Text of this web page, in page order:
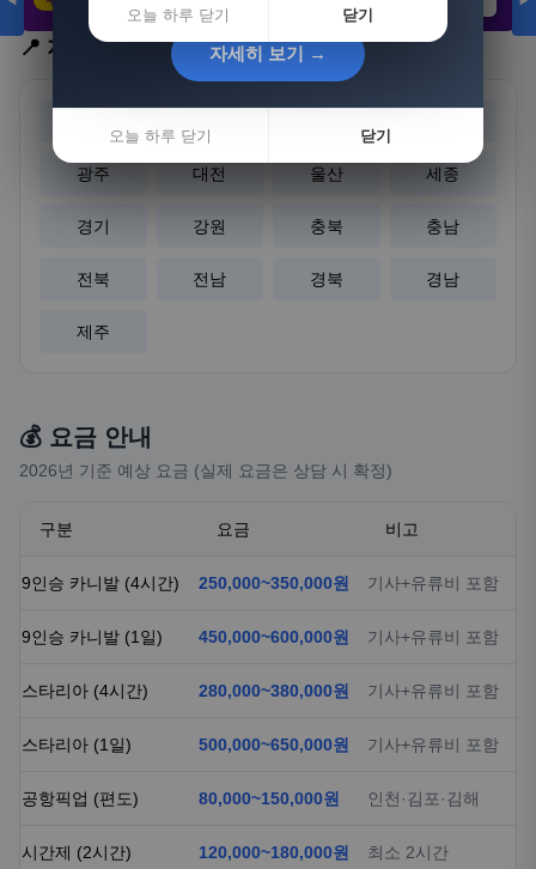
3,308원
📍 지역 선택
광주 대전 울산 세종
경기 강원 충북 충남
전북 전남 경북 경남
제주
💰 요금 안내
2026년 기준 예상 요금 (실제 요금은 상담 시 확정)
구분 요금 비고
9인승 카니발 (4시간) 250,000~350,000원 기사+유류비 포함
9인승 카니발 (1일) 450,000~600,000원 기사+유류비 포함
스타리아 (4시간) 280,000~380,000원 기사+유류비 포함
스타리아 (1일) 500,000~650,000원 기사+유류비 포함
공항픽업 (편도) 80,000~150,000원 인천·김포·김해
시간제 (2시간) 120,000~180,000원 최소 2시간
오늘 하루 닫기 닫기
자세히 보기 →
오늘 하루 닫기 닫기
자세히 보기 →
오늘 하루 닫기 닫기